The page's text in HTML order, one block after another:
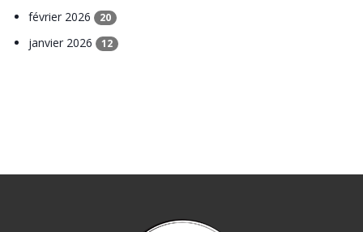
février 2026 20
janvier 2026 12